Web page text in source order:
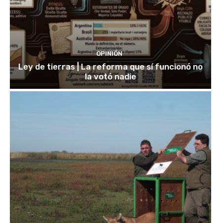
OPINIÓN
Ley de tierras | La reforma que sí funcionó no
la votó nadie